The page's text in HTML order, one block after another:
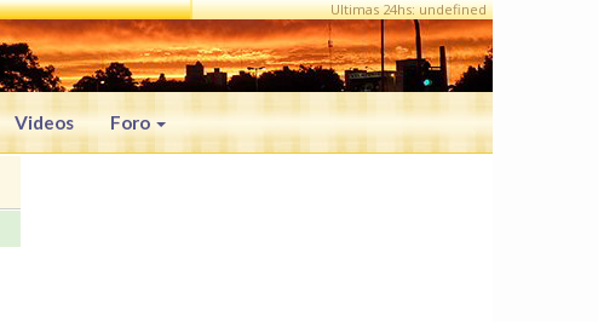
Ultimas 24hs: undefined
Videos Foro